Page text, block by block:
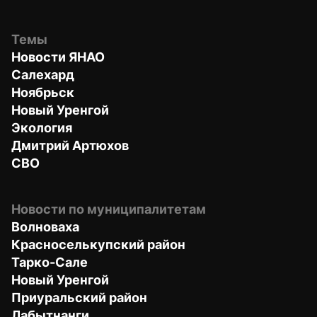
Темы
Новости ЯНАО
Салехард
Ноябрьск
Новый Уренгой
Экология
Дмитрий Артюхов
СВО
Новости по муниципалитетам
Волноваха
Красноселькупский район
Тарко-Сале
Новый Уренгой
Приуральский район